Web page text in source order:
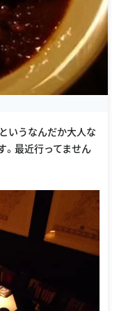
いうなんだか大人な
。最近行ってません